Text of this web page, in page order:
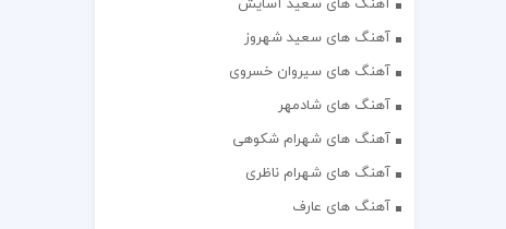
آهنگ های سعید شهروز
آهنگ های سیروان خسروی
آهنگ های شادمهر
آهنگ های شهرام شکوهی
آهنگ های شهرام ناظری
آهنگ های عارف